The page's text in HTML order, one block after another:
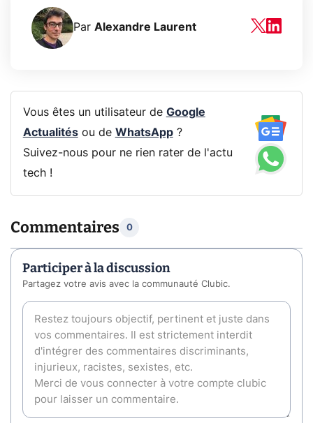
Par Alexandre Laurent
Vous êtes un utilisateur de Google
Actualitésou de WhatsApp?
Suivez-nous pour ne rien rater de l'actu
tech !
Commentaires 0
Participer à la discussion
Partagez votre avis avec la communauté Clubic.